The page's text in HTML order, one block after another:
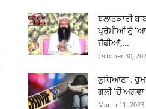
ਬਲਾਤਕਾਰੀ
ਪ੍ਰੇਮੀਆਂ ਨੂੰ
ਜੱਫੀਆਂ,...
October 30,
ਲੁਧਿਆਣਾ :
ਗਲੀ ‘ਚੋਂ ਅਗਵਾ
March 11, 2023